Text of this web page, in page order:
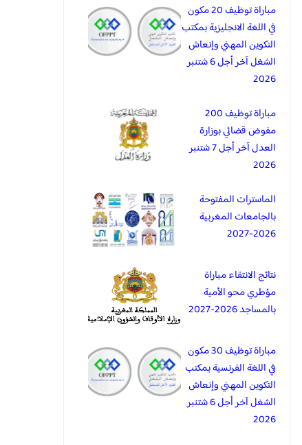
مباراة توظيف 20 مكون
في اللغة الانجليزية بمكتب
التكوين المهني وإنعاش
الشغل آخر أجل 6 شتنبر
2026
مباراة توظيف 200
مفوض قضائي بوزارة
العدل آخر أجل 7 شتنبر
2026
الماسترات المفتوحة
بالجامعات المغربية
2026-2027
نتائج الانتقاء مباراة
مؤطري محو الأمية
بالمساجد 2026-2027
مباراة توظيف 30 مكون
في اللغة الفرنسية بمكتب
التكوين المهني وإنعاش
الشغل آخر أجل 6 شتنبر
2026